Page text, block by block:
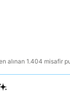
alınan 1.404 misafir